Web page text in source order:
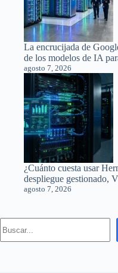
La encrucijada de
de los modelos de IA
agosto 7, 2026
¿Cuánto cuesta usar
despliegue gestionado,
agosto 7, 2026